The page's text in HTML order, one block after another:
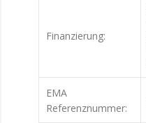
Finanzierung:
EMA
Referenznummer: